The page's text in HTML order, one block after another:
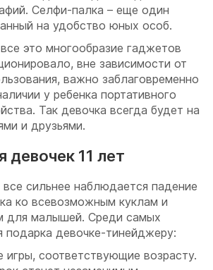
Селфи-палка – еще один
на удобство юных особ.
это многообразие гаджетов
вне зависимости от
важно заблаговременно
у ребенка портативного
Так девочка всегда будет на
и друзьями.
девочек 11 лет
сильнее наблюдается падение
ко всевозможным куклам и
для малышей. Среди самых
подарка девочке-тинейджеру:
игры, соответствующие возрасту.